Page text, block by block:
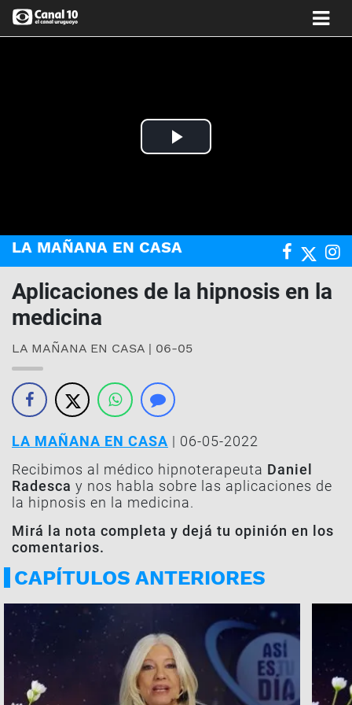
Play
LA MAÑANA EN CASA
Aplicaciones de la hipnosis en la
medicina
LA MAÑANA EN CASA | 06-05
LA MAÑANA EN CASA | 06-05-2022
Recibimos al médico hipnoterapeuta Daniel
Radesca y nos habla sobre las aplicaciones de
la hipnosis en la medicina.
Mirá la nota completa y dejá tu opinión en los
comentarios.
CAPÍTULOS ANTERIORES